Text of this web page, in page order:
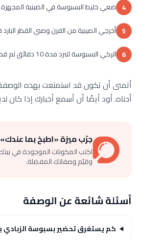
4 ضعي خليط البسبوسة في الصينية
5 أخرجي الصينية من الفرن وصبي القطر
6 اتركي البسبوسة لتبرد مدة 10 دقائق ثم قطعيها وقدميها دافئة أو باردة حسب الرغبة.
أتمنى أن تكون قد استمتعت بهذه الوصفة
أدناه. أود أيضًا أن أسمع أخبارك إذا
جرّب ميزة «اطبخ بما
اكتب المكونات الموجودة في
وقيّم وصفاتك المفضلة.
أسئلة شائعة عن الوصفة
كم يستغرق تحضير بسبوسة